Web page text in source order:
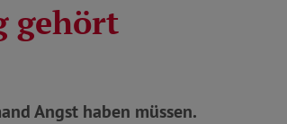
gehört
Angst haben müssen.